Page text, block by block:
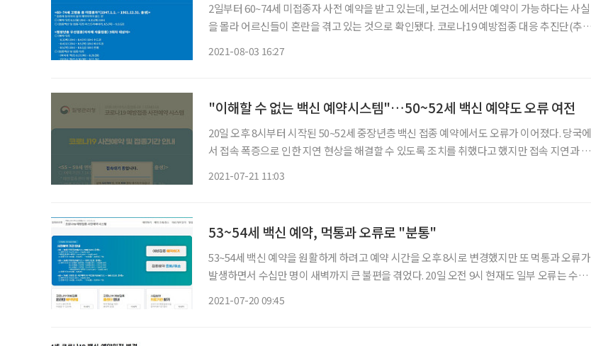
2일부터 60~74세 미접종자 사전 예약을 받고 있는데, 보건소에서만 예약이 가능하다는 사실
을 몰라 어르신들이 혼란을 겪고 있는 것으로 확인됐다. 코로나19 예방접종 대응 추진단(추진
2021-08-03 16:27
"이해할 수 없는 백신 예약시스템"…50~52세 백신 예약도 오류 여전
20일 오후 8시부터 시작된 50~52세 중장년층 백신 접종 예약에서도 오류가 이어졌다. 당국에
서 접속 폭증으로 인한 지연 현상을 해결할 수 있도록 조치를 취했다고 했지만 접속 지연과 오
2021-07-21 11:03
53~54세 백신 예약, 먹통과 오류로 "분통"
53~54세 백신 예약을 원활하게 하려고 예약 시간을 오후 8시로 변경했지만 또 먹통과 오류가
발생하면서 수십만 명이 새벽까지 큰 불편을 겪었다. 20일 오전 9시 현재도 일부 오류는 수정
2021-07-20 09:45